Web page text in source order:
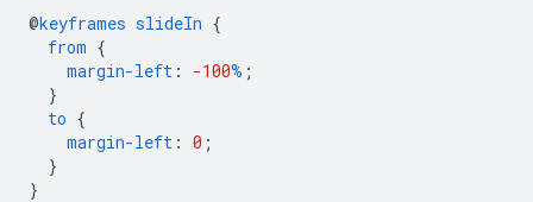
@keyframes slideIn {
from {
margin-left : -100% ;
}
to {
margin-left : 0 ;
}
}